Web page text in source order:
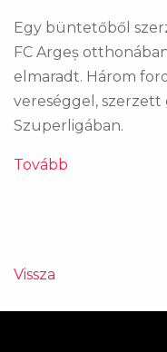
Egy büntetőből
FC Argeș
elmaradt. Három
vereséggel,
Szuperligában.
Tovább
Vissza